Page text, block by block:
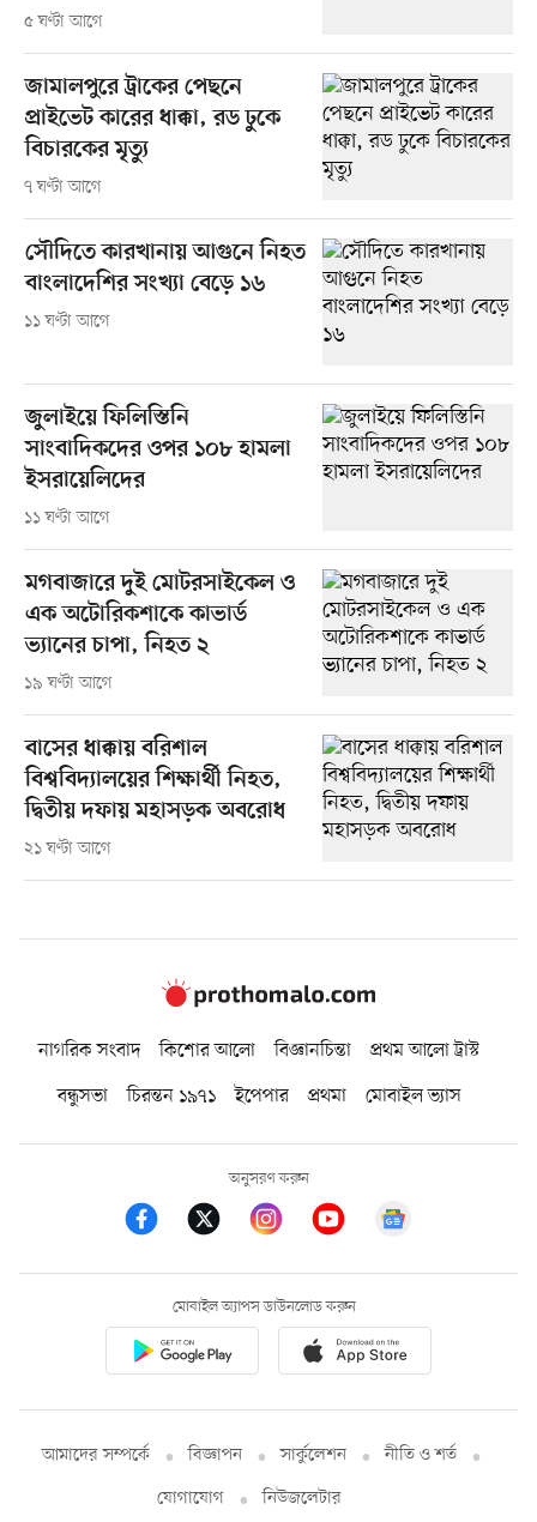
৫ ঘণ্টা আগে
জামালপুরে ট্রাকের পেছনে
প্রাইভেট কারের ধাক্কা, রড ঢুকে
বিচারকের মৃত্যু
৭ ঘণ্টা আগে
সৌদিতে কারখানায় আগুনে নিহত
বাংলাদেশির সংখ্যা বেড়ে ১৬
১১ ঘণ্টা আগে
জুলাইয়ে ফিলিস্তিনি
সাংবাদিকদের ওপর ১০৮ হামলা
ইসরায়েলিদের
১১ ঘণ্টা আগে
মগবাজারে দুই মোটরসাইকেল ও
এক অটোরিকশাকে কাভার্ড
ভ্যানের চাপা, নিহত ২
১৯ ঘণ্টা আগে
বাসের ধাক্কায় বরিশাল
বিশ্ববিদ্যালয়ের শিক্ষার্থী নিহত,
দ্বিতীয় দফায় মহাসড়ক অবরোধ
২১ ঘণ্টা আগে
নাগরিক সংবাদ কিশোর আলো বিজ্ঞানচিন্তা
প্রথম আলো ট্রাস্ট
বন্ধুসভা
চিরন্তন ১৯৭১ ইপেপার প্রথমা মোবাইল ভ্যাস
অনুসরণ করুন
মোবাইল অ্যাপস ডাউনলোড করুন
আমাদের সম্পর্কে বিজ্ঞাপন সার্কুলেশন
নীতি ও শর্ত
যোগাযোগ
নিউজলেটার